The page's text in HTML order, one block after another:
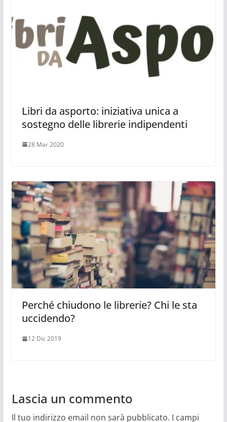
Libri da asporto: iniziativa unica a
sostegno delle librerie indipendenti
28 Mar 2020
Perché chiudono le librerie? Chi le sta
uccidendo?
12 Dic 2019
Lascia un commento
Il tuo indirizzo email non sarà pubblicato. I campi